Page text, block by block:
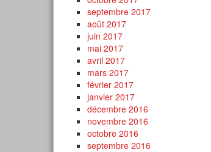
septembre 2017
août 2017
juin 2017
mai 2017
avril 2017
mars 2017
février 2017
janvier 2017
décembre 2016
novembre 2016
octobre 2016
septembre 2016